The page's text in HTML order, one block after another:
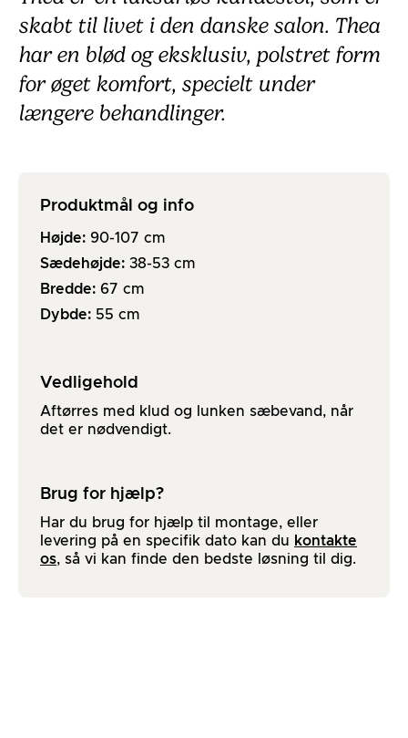
skabt til livet i den danske salon. Thea
har en blød og eksklusiv, polstret form
for øget komfort, specielt under
længere behandlinger.
Produktmål og info
Højde: 90-107 cm
Sædehøjde: 38-53 cm
Bredde: 67 cm
Dybde: 55 cm
Vedligehold
Aftørres med klud og lunken sæbevand, når
det er nødvendigt.
Brug for hjælp?
Har du brug for hjælp til montage, eller
levering på en specifik dato kan du kontakte
os, så vi kan finde den bedste løsning til dig.